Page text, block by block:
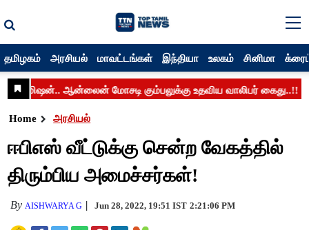
தமிழகம் அரசியல் மாவட்டங்கள் இந்தியா உலகம் சினிமா
Home அரசியல்
ஈபிஎஸ் வீட்டுக்கு சென்ற வேகத்தில்
திரும்பிய அமைச்சர்கள்!
By AISHWARYA G Jun 28, 2022, 19:51 IST 2:21:06 PM